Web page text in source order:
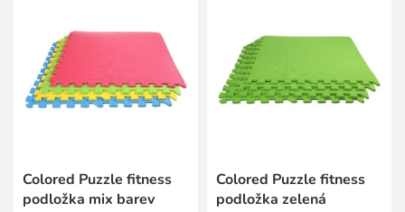
Colored Puzzle fitness
podložka mix barev
Colored Puzzle fitness
podložka zelená